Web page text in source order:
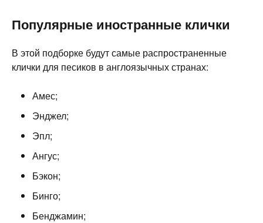
Популярные иностранные клички
В этой подборке будут самые распространенные
клички для песиков в англоязычных странах:
Амес;
Энджел;
Эпл;
Ангус;
Бэкон;
Бинго;
Бенджамин;